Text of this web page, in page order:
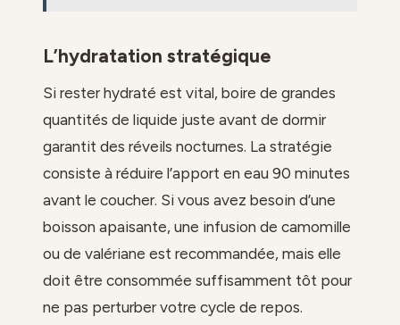
L’hydratation stratégique
Si rester hydraté est vital, boire de grandes
quantités de liquide juste avant de dormir
garantit des réveils nocturnes. La stratégie
consiste à réduire l’apport en eau 90 minutes
avant le coucher. Si vous avez besoin d’une
boisson apaisante, une infusion de camomille
ou de valériane est recommandée, mais elle
doit être consommée suffisamment tôt pour
ne pas perturber votre cycle de repos.